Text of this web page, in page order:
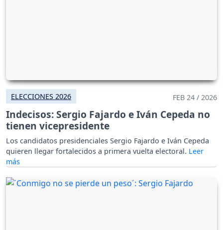
ELECCIONES 2026 FEB 24 / 2026
Indecisos: Sergio Fajardo e Iván Cepeda no
tienen vicepresidente
Los candidatos presidenciales Sergio Fajardo e Iván Cepeda
quieren llegar fortalecidos a primera vuelta electoral.